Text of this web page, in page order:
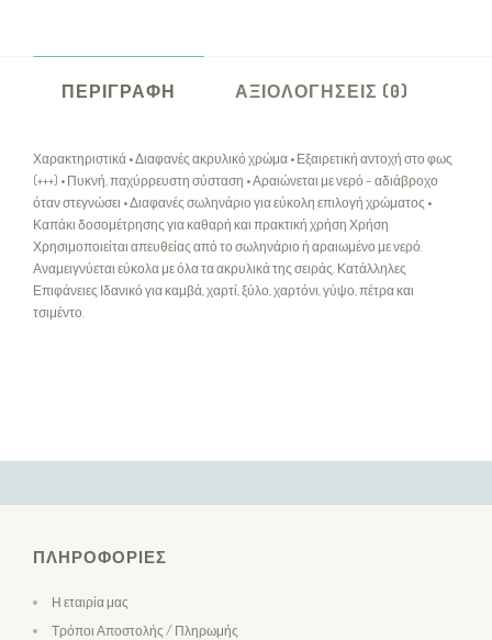
ΠΕΡΙΓΡΑΦΉ ΑΞΙΟΛΟΓΉΣΕΙΣ (0)
Χαρακτηριστικά • Διαφανές ακρυλικό χρώμα • Εξαιρετική αντοχή στο φως
(+++) • Πυκνή, παχύρρευστη σύσταση • Αραιώνεται με νερό – αδιάβροχο
όταν στεγνώσει • Διαφανές σωληνάριο για εύκολη επιλογή χρώματος •
Καπάκι δοσομέτρησης για καθαρή και πρακτική χρήση Χρήση
Χρησιμοποιείται απευθείας από το σωληνάριο ή αραιωμένο με νερό.
Αναμειγνύεται εύκολα με όλα τα ακρυλικά της σειράς. Κατάλληλες
Επιφάνειες Ιδανικό για καμβά, χαρτί, ξύλο, χαρτόνι, γύψο, πέτρα και
τσιμέντο.
ΠΛΗΡΟΦΟΡΊΕΣ
Η εταιρία μας
Τρόποι Αποστολής / Πληρωμής